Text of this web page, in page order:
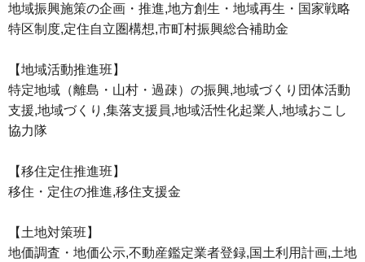
地域振興施策の企画・推進,地方創生・地域再生・国家戦略
特区制度,定住自立圏構想,市町村振興総合補助金
【地域活動推進班】
特定地域（離島・山村・過疎）の振興,地域づくり団体活動
支援,地域づくり,集落支援員,地域活性化起業人,地域おこし
協力隊
【移住定住推進班】
移住・定住の推進,移住支援金
【土地対策班】
地価調査・地価公示,不動産鑑定業者登録,国土利用計画,土地